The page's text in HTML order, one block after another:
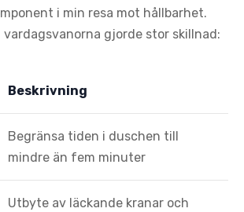
i min resa mot hållbarhet.
vardagsvanorna gjorde stor skillnad:
Beskrivning
Begränsa tiden i duschen till
mindre än fem minuter
Utbyte av läckande kranar och